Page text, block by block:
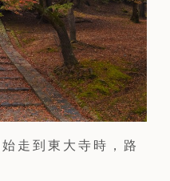
走到東大寺時，路